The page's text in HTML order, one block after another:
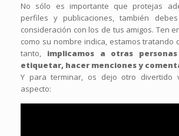
No sólo es importante que protejas
perfiles y publicaciones, también
consideración con los de tus amigos. Ten
como su nombre indica, estamos tratando
tanto, implicamos a otras
etiquetar, hacer menciones y
Y para terminar, os dejo otro divertido
aspecto: